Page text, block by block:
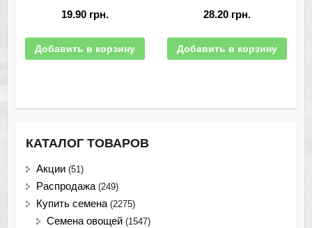
19.90 грн.
Добавить в корзину
28.20 грн.
Добавить в корзину
КАТАЛОГ ТОВАРОВ
Акции (51)
Распродажа (249)
Купить семена (2275)
Семена овощей (1547)